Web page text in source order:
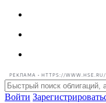
РЕКЛАМА • HTTPS://WWW.HSE.RU/